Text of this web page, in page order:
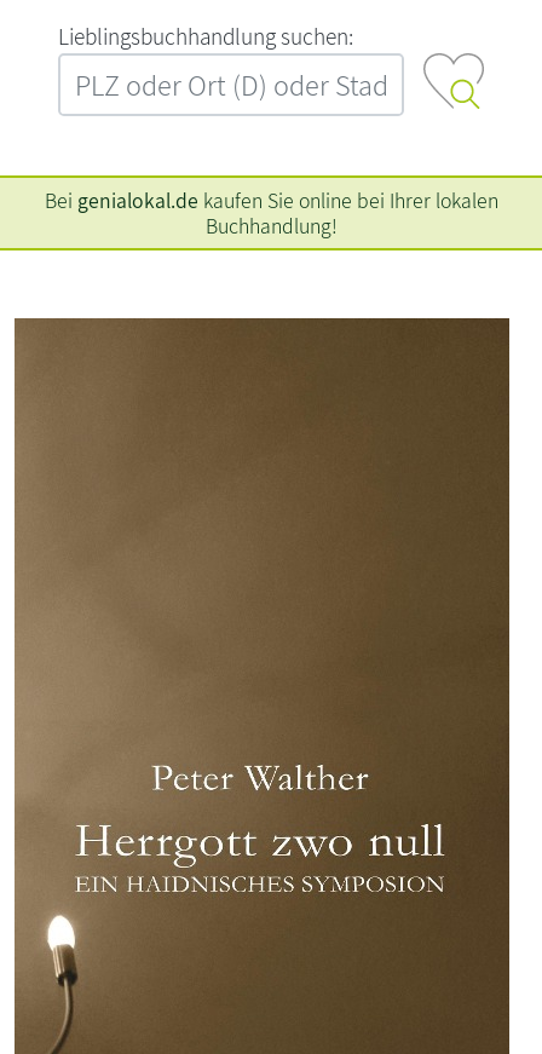
L‍i‍e‍b‍l‍i‍n‍g‍s‍b‍u‍c‍h‍h‍a‍n‍d‍l‍u‍n‍g‍ ‍s‍u‍c‍h‍e‍n‍:‍
Bei genialokal.de kaufen Sie online bei Ihrer lokalen
Buchhandlung!